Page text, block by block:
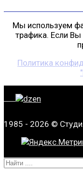
Мы используем
трафика. Если Вы
Политика
1985 - 2026 ©